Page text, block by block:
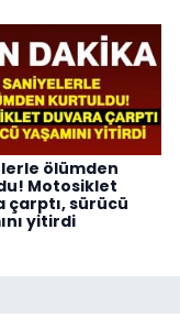
ölümden
Motosiklet
çarptı, sürücü
yitirdi